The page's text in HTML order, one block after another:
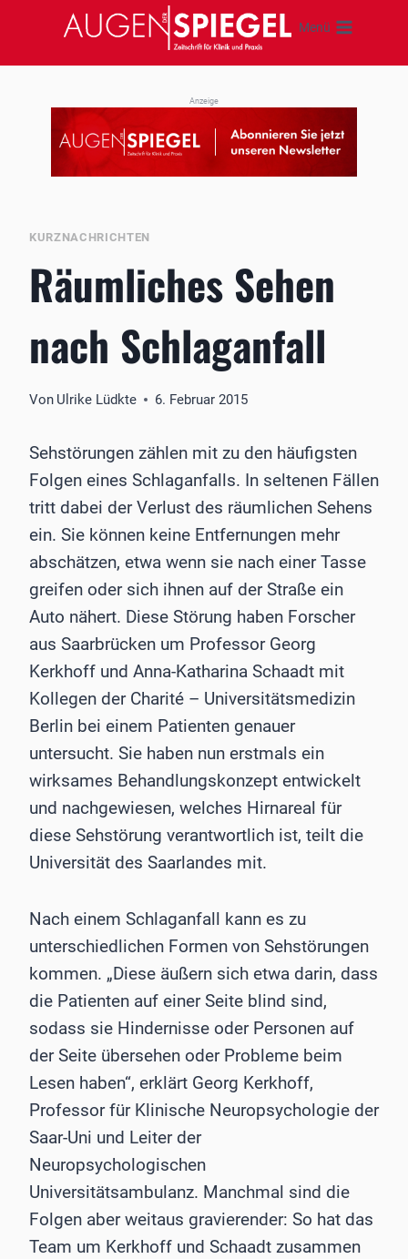
springen
Menü
Anzeige
KURZNACHRICHTEN
Räumliches Sehen
nach Schlaganfall
Von Ulrike Lüdkte 6. Februar 2015
Sehstörungen zählen mit zu den häufigsten
Folgen eines Schlaganfalls. In seltenen Fällen
tritt dabei der Verlust des räumlichen Sehens
ein. Sie können keine Entfernungen mehr
abschätzen, etwa wenn sie nach einer Tasse
greifen oder sich ihnen auf der Straße ein
Auto nähert. Diese Störung haben Forscher
aus Saarbrücken um Professor Georg
Kerkhoff und Anna-Katharina Schaadt mit
Kollegen der Charité – Universitätsmedizin
Berlin bei einem Patienten genauer
untersucht. Sie haben nun erstmals ein
wirksames Behandlungskonzept entwickelt
und nachgewiesen, welches Hirnareal für
diese Sehstörung verantwortlich ist, teilt die
Universität des Saarlandes mit.
Nach einem Schlaganfall kann es zu
unterschiedlichen Formen von Sehstörungen
kommen. „Diese äußern sich etwa darin, dass
die Patienten auf einer Seite blind sind,
sodass sie Hindernisse oder Personen auf
der Seite übersehen oder Probleme beim
Lesen haben“, erklärt Georg Kerkhoff,
Professor für Klinische Neuropsychologie der
Saar-Uni und Leiter der
Neuropsychologischen
Universitätsambulanz. Manchmal sind die
Folgen aber weitaus gravierender: So hat das
Team um Kerkhoff und Schaadt zusammen